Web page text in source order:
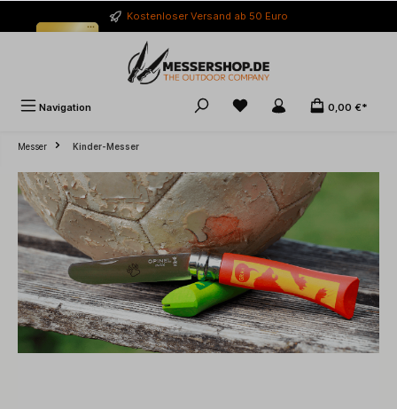
Kostenloser Versand ab 50 Euro
Navigation 0,00 €*
Messer Kinder-Messer